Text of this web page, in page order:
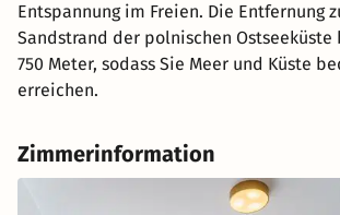
Entspannung im Freien. Die Entfernung
Sandstrand der polnischen Ostseeküste
750 Meter, sodass Sie Meer und Küste
erreichen.
Zimmerinformation